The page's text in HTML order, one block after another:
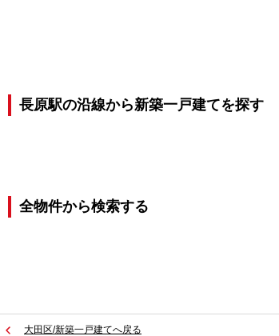
長原駅の沿線から新築一戸建てを探す
全物件から検索する
大田区/新築一戸建てへ戻る